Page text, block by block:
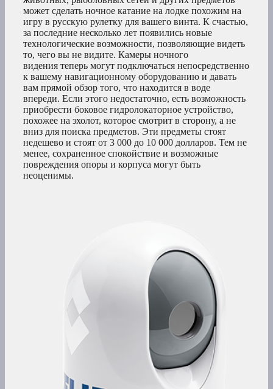
может сделать ночное катание на лодке похожим на
игру в русскую рулетку для вашего винта. К счастью,
за последние несколько лет появились новые
технологические возможности, позволяющие видеть
то, чего вы не видите. Камеры ночного
видения теперь могут подключаться непосредственно
к вашему навигационному оборудованию и давать
вам прямой обзор того, что находится в воде
впереди. Если этого недостаточно, есть возможность
приобрести боковое гидролокаторное устройство,
похожее на эхолот, которое смотрит в сторону, а не
вниз для поиска предметов. Эти предметы стоят
недешево и стоят от 3 000 до 10 000 долларов. Тем не
менее, сохраненное спокойствие и возможные
повреждения опоры и корпуса могут быть
неоценимы.